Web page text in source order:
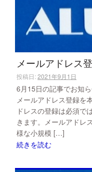
メールアドレス
投稿日:2021年9月1日
6月15日の記事でお知
メールアドレス登録を
ドレスの登録は必須で
きます。メールアドレ
様な小規模 […]
続きを読む